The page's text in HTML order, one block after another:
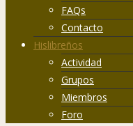
FAQs
Contacto
Hislibreños
Actividad
Grupos
Miembros
Foro